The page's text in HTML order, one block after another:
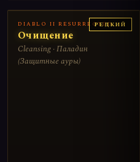
РЕДКИЙ
DIABLO II RESURRECTED
Очищение
Cleansing · Паладин
(Защитные ауры)